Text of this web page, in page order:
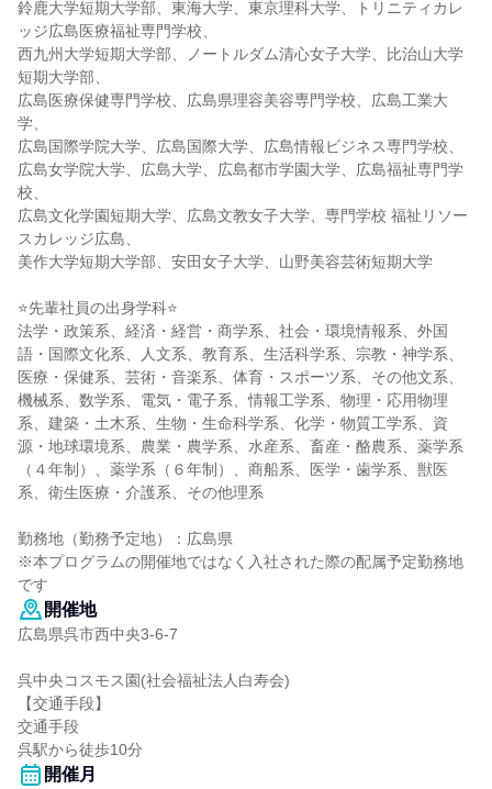
鈴鹿大学短期大学部、東海大学、東京理科大学、トリニティカレ
ッジ広島医療福祉専門学校、
西九州大学短期大学部、ノートルダム清心女子大学、比治山大学
短期大学部、
広島医療保健専門学校、広島県理容美容専門学校、広島工業大
学、
広島国際学院大学、広島国際大学、広島情報ビジネス専門学校、
広島女学院大学、広島大学、広島都市学園大学、広島福祉専門学
校、
広島文化学園短期大学、広島文教女子大学、専門学校 福祉リソー
スカレッジ広島、
美作大学短期大学部、安田女子大学、山野美容芸術短期大学
⭐先輩社員の出身学科⭐
法学・政策系、経済・経営・商学系、社会・環境情報系、外国
語・国際文化系、人文系、教育系、生活科学系、宗教・神学系、
医療・保健系、芸術・音楽系、体育・スポーツ系、その他文系、
機械系、数学系、電気・電子系、情報工学系、物理・応用物理
系、建築・土木系、生物・生命科学系、化学・物質工学系、資
源・地球環境系、農業・農学系、水産系、畜産・酪農系、薬学系
（４年制）、薬学系（６年制）、商船系、医学・歯学系、獣医
系、衛生医療・介護系、その他理系
勤務地（勤務予定地）：広島県
※本プログラムの開催地ではなく入社された際の配属予定勤務地
です
開催地
広島県呉市西中央3-6-7
呉中央コスモス園(社会福祉法人白寿会)
【交通手段】
交通手段
呉駅から徒歩10分
開催月